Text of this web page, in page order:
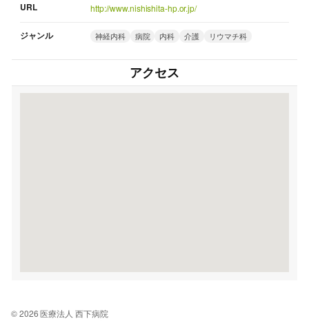
URL http://www.nishishita-hp.or.jp/
ジャンル 神経内科 病院 内科 介護 リウマチ科
アクセス
© 2026 医療法人 西下病院